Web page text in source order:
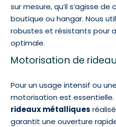
sur mesure, qu’il s’agisse
boutique ou hangar. Nous
robustes et résistants pour
optimale.
Motorisation de
Pour un usage intensif ou
motorisation est essentielle.
rideaux métalliques
garantit une ouverture